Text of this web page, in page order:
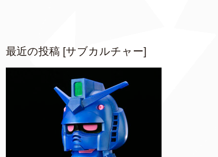
最近の投稿 [サブカルチャー]